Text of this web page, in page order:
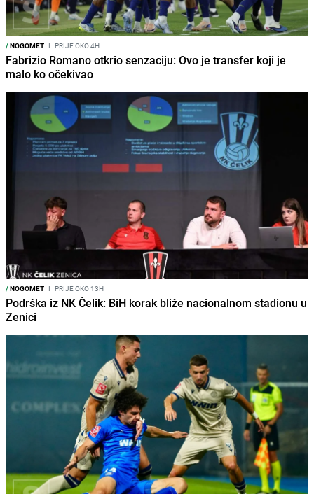
/NOGOMET I PRIJE OKO 4H
Fabrizio Romano otkrio senzaciju: Ovo je transfer koji je
malo ko očekivao
/NOGOMET I PRIJE OKO 13H
Podrška iz NK Čelik: BiH korak bliže nacionalnom stadionu u
Zenici